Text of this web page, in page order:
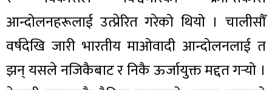
आन्दोलनहरूलाई उत्प्रेरित गरेको थियो । चालीसौँ
वर्षदेखि जारी भारतीय माओवादी आन्दोलनलाई त
झन् यसले नजिकैबाट र निकै ऊर्जायुक्त मद्दत गर्‍यो ।